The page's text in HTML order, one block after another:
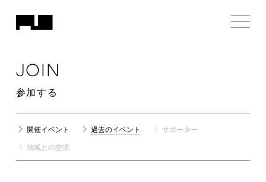
JOIN
参加する
開催イベント 過去のイベント サポーター
地域との交流